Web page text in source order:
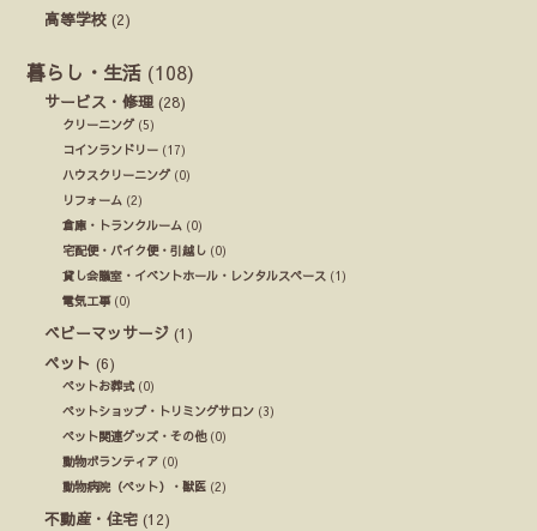
高等学校 (2)
暮らし・生活 (108)
サービス・修理 (28)
クリーニング(5)
コインランドリー (17)
ハウスクリーニング(0)
リフォーム (2)
倉庫・トランクルーム (0)
宅配便・バイク便・引越し (0)
貸し会議室・イベントホール・レンタルスペース (1)
電気工事(0)
ベビーマッサージ (1)
ペット (6)
ペットお葬式(0)
ペットショップ・トリミングサロン (3)
ペット関連グッズ・その他(0)
動物ボランティア (0)
動物病院（ペット）・獣医 (2)
不動産・住宅 (12)